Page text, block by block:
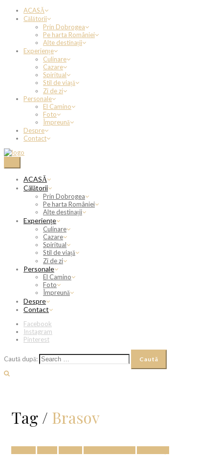
ACASĂ
Călătorii
Prin Dobrogea
Pe harta României
Alte destinații
Experiențe
Culinare
Cazare
Spiritual
Stil de viață
Zi de zi
Personale
El Camino
Foto
Împreună
Despre
Contact
ACASĂ
Călătorii
Prin Dobrogea
Pe harta României
Alte destinații
Experiențe
Culinare
Cazare
Spiritual
Stil de viață
Zi de zi
Personale
El Camino
Foto
Împreună
Despre
Contact
Facebook
Instagram
Pinterest
Caută după:
Tag / Brasov